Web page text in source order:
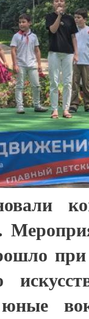
при